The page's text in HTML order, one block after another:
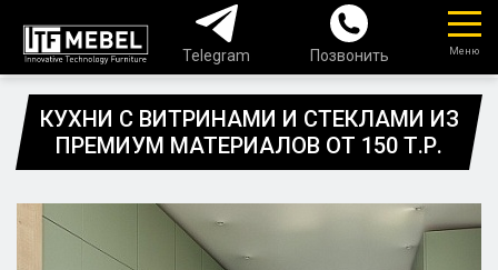
Telegram Позвонить Меню
КУХНИ С ВИТРИНАМИ И СТЕКЛАМИ ИЗ
ПРЕМИУМ МАТЕРИАЛОВ ОТ 150 Т.Р.